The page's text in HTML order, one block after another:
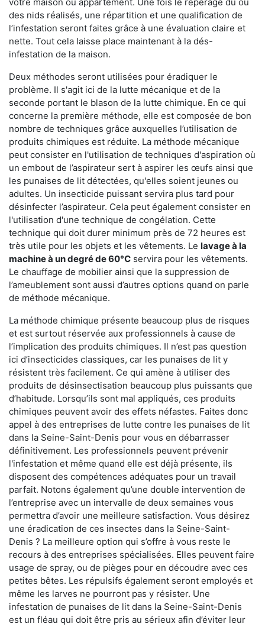
des nids réalisés, une répartition et une qualification de
l’infestation seront faites grâce à une évaluation claire et
nette. Tout cela laisse place maintenant à la dés-
infestation de la maison.
Deux méthodes seront utilisées pour éradiquer le
problème. Il s'agit ici de la lutte mécanique et de la
seconde portant le blason de la lutte chimique. En ce qui
concerne la première méthode, elle est composée de bon
nombre de techniques grâce auxquelles l’utilisation de
produits chimiques est réduite. La méthode mécanique
peut consister en l'utilisation de techniques d'aspiration où
un embout de l’aspirateur sert à aspirer les œufs ainsi que
les punaises de lit détectées, qu'elles soient jeunes ou
adultes. Un insecticide puissant servira plus tard pour
désinfecter l’aspirateur. Cela peut également consister en
l'utilisation d'une technique de congélation. Cette
technique qui doit durer minimum près de 72 heures est
très utile pour les objets et les vêtements. Le lavage à la
machine à un degré de 60°C servira pour les vêtements.
Le chauffage de mobilier ainsi que la suppression de
l’ameublement sont aussi d’autres options quand on parle
de méthode mécanique.
La méthode chimique présente beaucoup plus de risques
et est surtout réservée aux professionnels à cause de
l’implication des produits chimiques. Il n’est pas question
ici d’insecticides classiques, car les punaises de lit y
résistent très facilement. Ce qui amène à utiliser des
produits de désinsectisation beaucoup plus puissants que
d’habitude. Lorsqu’ils sont mal appliqués, ces produits
chimiques peuvent avoir des effets néfastes. Faites donc
appel à des entreprises de lutte contre les punaises de lit
dans la Seine-Saint-Denis pour vous en débarrasser
définitivement. Les professionnels peuvent prévenir
l'infestation et même quand elle est déjà présente, ils
disposent des compétences adéquates pour un travail
parfait. Notons également qu’une double intervention de
l’entreprise avec un intervalle de deux semaines vous
permettra d’avoir une meilleure satisfaction. Vous désirez
une éradication de ces insectes dans la Seine-Saint-
Denis ? La meilleure option qui s’offre à vous reste le
recours à des entreprises spécialisées. Elles peuvent faire
usage de spray, ou de pièges pour en découdre avec ces
petites bêtes. Les répulsifs également seront employés et
même les larves ne pourront pas y résister. Une
infestation de punaises de lit dans la Seine-Saint-Denis
est un fléau qui doit être pris au sérieux afin d’éviter leur